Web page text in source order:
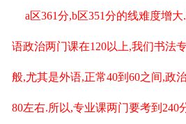
a区361分,b区351分的线难度增
语政治两门课在120以上,我们书法
般,尤其是外语,正常40到60之间,政
80左右.所以,专业课两门要考到240